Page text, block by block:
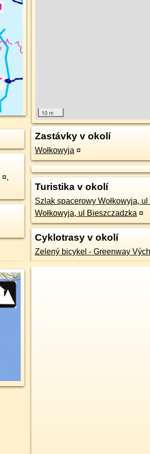
10 m
¤,
Zastávky v okolí
Wołkowyja ¤
Turistika v okolí
Szlak spacerowy Wołkowyja,
Wołkowyja, ul Bieszczadzka ¤
Cyklotrasy v okolí
Zelený bicykel - Greenway